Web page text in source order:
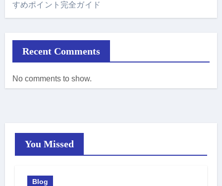
すめポイント完全ガイド
Recent Comments
No comments to show.
You Missed
Blog